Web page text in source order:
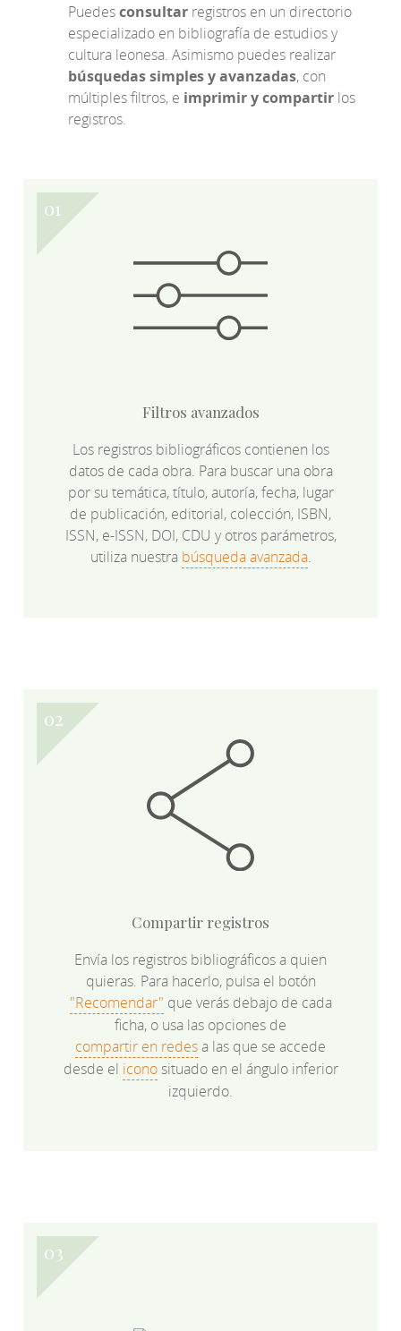
Puedesconsultar registros en un directorio
especializado en bibliografía de estudios y
cultura leonesa. Asimismo puedes realizar
búsquedas simples y avanzadas, con
múltiples filtros, e imprimir y compartir los
registros.
Filtros avanzados
Los registros bibliográficos contienen los
datos de cada obra. Para buscar una obra
por su temática, título, autoría, fecha, lugar
de publicación, editorial, colección, ISBN,
ISSN, e-ISSN, DOI, CDU y otros parámetros,
utiliza nuestra búsqueda avanzada.
Compartir registros
Envía los registros bibliográficos a quien
quieras. Para hacerlo, pulsa el botón
"Recomendar" que verás debajo de cada
ficha, o usa las opciones de
compartir en redesa las que se accede
desde el iconosituado en el ángulo inferior
izquierdo.